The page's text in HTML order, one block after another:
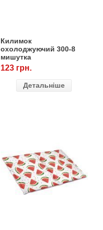
Килимок
охолоджуючий 300-8
мишутка
123 грн.
Детальніше